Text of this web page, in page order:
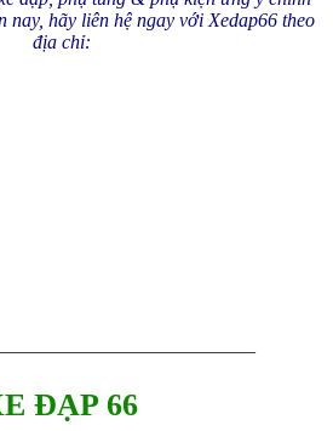
nay, hãy liên hệ ngay với Xedap66 theo
địa chỉ:
ĐẠP 66